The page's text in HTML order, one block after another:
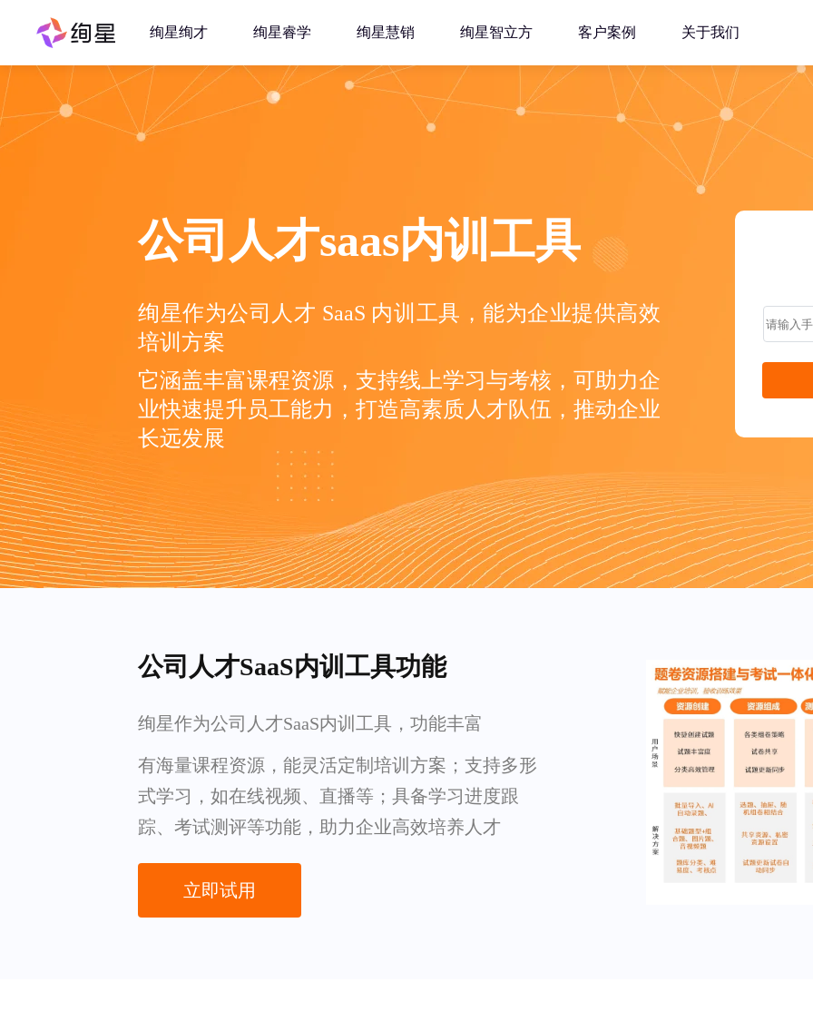
绚星绚才 绚星睿学 绚星慧销 绚星智立方 客户案例 关于我们
公司人才saas内训工具
绚星作为公司人才 SaaS 内训工具，能为企业提供高效
培训方案
它涵盖丰富课程资源，支持线上学习与考核，可助力企
业快速提升员工能力，打造高素质人才队伍，推动企业
长远发展
公司人才SaaS内训工具功能
绚星作为公司人才SaaS内训工具，功能丰富
有海量课程资源，能灵活定制培训方案；支持多形
式学习，如在线视频、直播等；具备学习进度跟
踪、考试测评等功能，助力企业高效培养人才
立即试用